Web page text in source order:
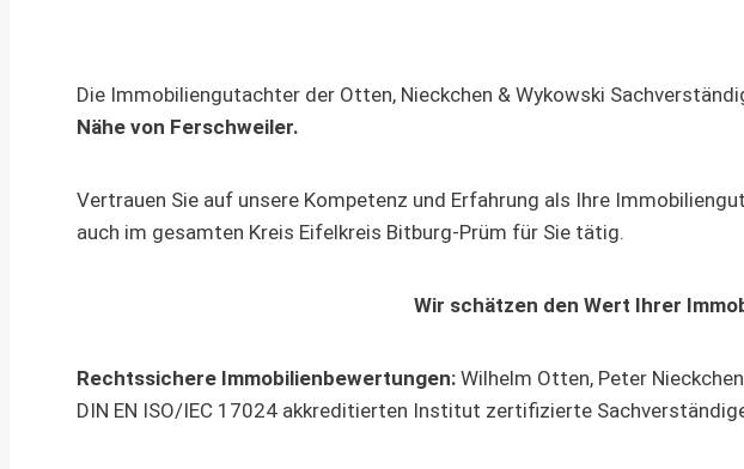
Die Immobiliengutachter der Otten, Nieckchen & Wykowski
Nähe von Ferschweiler.
Vertrauen Sie auf unsere Kompetenz und Erfahrung als Ihre
auch im gesamten Kreis Eifelkreis Bitburg-Prüm für Sie tätig.
Wir schätzen den Wert Ihrer
Rechtssichere Immobilienbewertungen: Wilhelm Otten, Peter
DIN EN ISO/IEC 17024 akkreditierten Institut zertifizierte